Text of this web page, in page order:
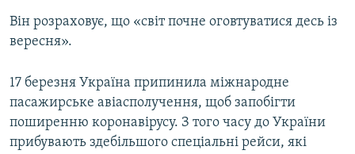
Він розраховує, що «світ почне оговтуватися десь із
вересня».
17 березня Україна припинила міжнародне
пасажирське авіасполучення, щоб запобігти
поширенню коронавірусу. З того часу до України
прибувають здебільшого спеціальні рейси, які